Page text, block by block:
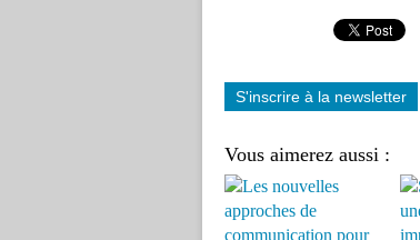
S'inscrire à la newsletter
Vous aimerez aussi :